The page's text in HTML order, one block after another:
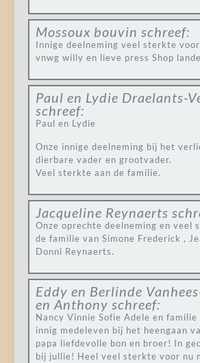
Mossoux bouvin schreef:
Innige deelneming veel sterkte
vnwg willy en lieve press Shop
Paul en Lydie Draelants-
schreef:
Paul en Lydie
Onze innige deelneming bij het
dierbare vader en grootvader.
Veel sterkte aan de familie.
Jacqueline Reynaerts
Onze oprechte deelneming en veel
de familie van Simone Frederick ,
Donni Reynaerts.
Eddy en Berlinde
en Anthony schreef:
Nancy Vinnie Sofie Adele en familie
innig medeleven bij het heengaan
papa liefdevolle bon en broer! In
bij jullie! Heel veel sterkte voor nu